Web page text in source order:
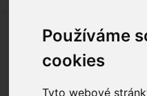
Používáme
cookies
Tyto webové